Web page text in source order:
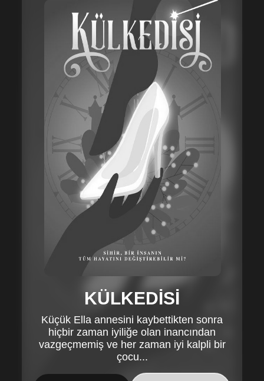
KÜLKEDİSİ
Küçük Ella annesini kaybettikten sonra
hiçbir zaman iyiliğe olan inancından
vazgeçmemiş ve her zaman iyi kalpli bir
çocu...